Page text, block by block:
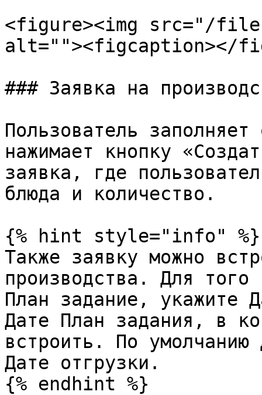
<figure><img src="/files/
alt=""><figcaption></
### Заявка на
Пользователь
нажимает кнопку
заявка, где
блюда и количество.
{% hint style="info" %}
Также заявку можно
производства. Для того
План задание, укажите
Дате План задания, в
встроить. По умолчанию
Дате отгрузки.
{% endhint %}